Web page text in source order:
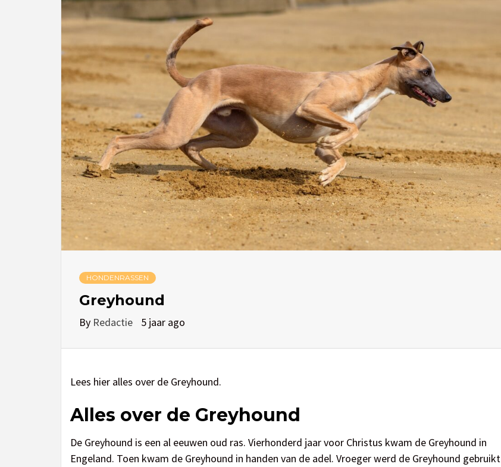
HONDENRASSEN
Greyhound
By Redactie 5 jaar ago
Lees hier alles over de Greyhound.
Alles over de Greyhound
De Greyhound is een al eeuwen oud ras. Vierhonderd jaar voor Christus kwam de Greyhound in
Engeland. Toen kwam de Greyhound in handen van de adel. Vroeger werd de Greyhound gebruikt